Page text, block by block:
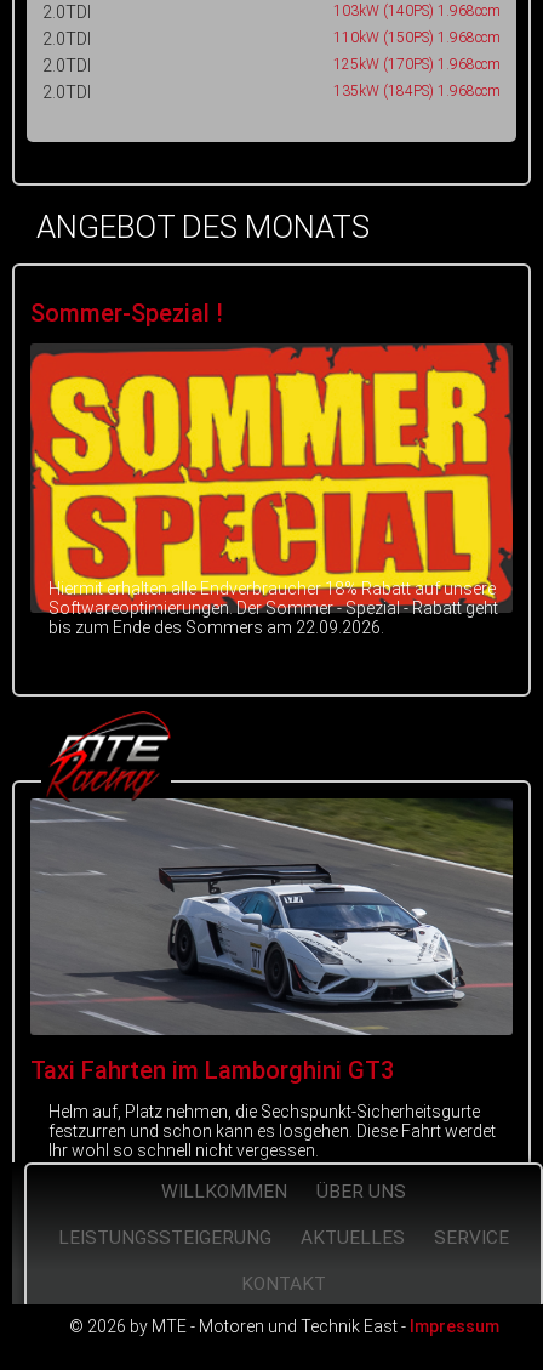
2.0TDI 103kW (140PS) 1.968ccm
2.0TDI 110kW (150PS) 1.968ccm
2.0TDI 125kW (170PS) 1.968ccm
2.0TDI 135kW (184PS) 1.968ccm
ANGEBOT DES MONATS
Sommer-Spezial !
Hiermit erhalten alle Endverbraucher 18% Rabatt auf unsere
Softwareoptimierungen. Der Sommer - Spezial - Rabatt geht
bis zum Ende des Sommers am 22.09.2026.
Taxi Fahrten im Lamborghini GT3
Helm auf, Platz nehmen, die Sechspunkt-Sicherheitsgurte
festzurren und schon kann es losgehen. Diese Fahrt werdet
Ihr wohl so schnell nicht vergessen.
WILLKOMMEN ÜBER UNS
LEISTUNGSSTEIGERUNG AKTUELLES SERVICE
KONTAKT
© 2026 by MTE - Motoren und Technik East - Impressum